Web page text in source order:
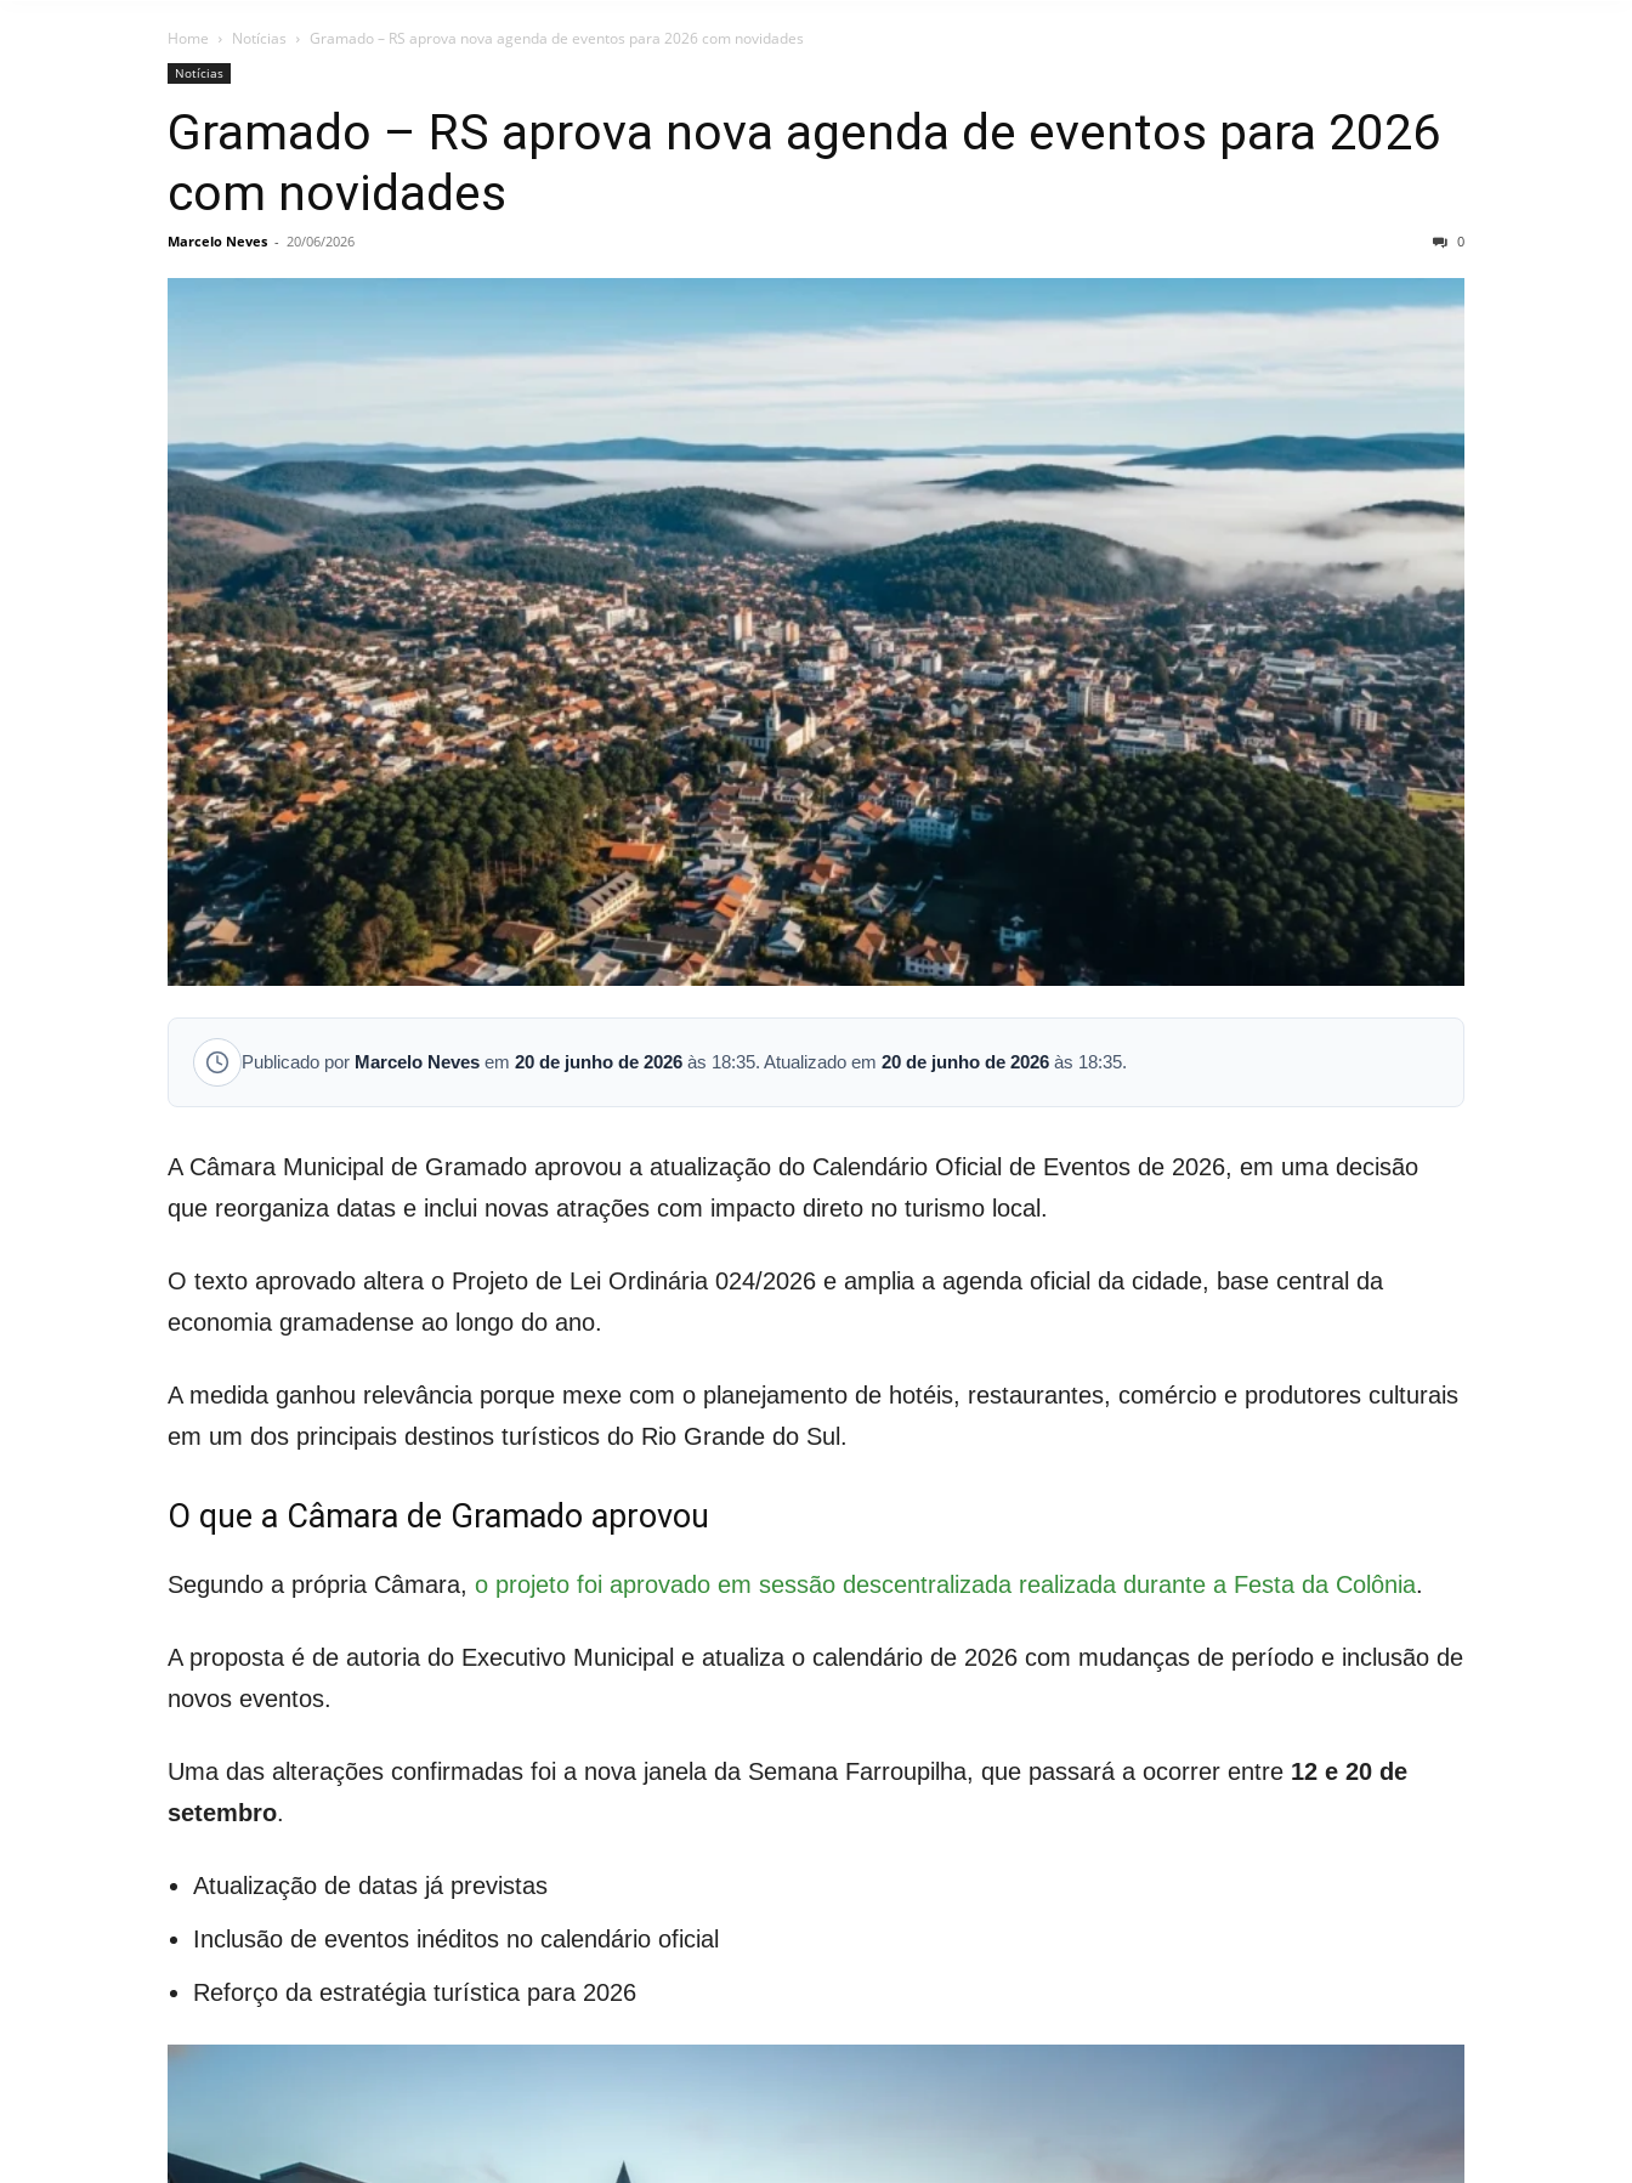
Home Notícias Gramado – RS aprova nova agenda de eventos para 2026 com novidades
Notícias
Gramado – RS aprova nova agenda de eventos para 2026
com novidades
Marcelo Neves - 20/06/2026 0
Publicado por Marcelo Neves em 20 de junho de 2026 às 18:35. Atualizado em 20 de junho de 2026 às 18:35.
A Câmara Municipal de Gramado aprovou a atualização do Calendário Oficial de Eventos de 2026, em uma decisão
que reorganiza datas e inclui novas atrações com impacto direto no turismo local.
O texto aprovado altera o Projeto de Lei Ordinária 024/2026 e amplia a agenda oficial da cidade, base central da
economia gramadense ao longo do ano.
A medida ganhou relevância porque mexe com o planejamento de hotéis, restaurantes, comércio e produtores culturais
em um dos principais destinos turísticos do Rio Grande do Sul.
O que a Câmara de Gramado aprovou
Segundo a própria Câmara, o projeto foi aprovado em sessão descentralizada realizada durante a Festa da Colônia.
A proposta é de autoria do Executivo Municipal e atualiza o calendário de 2026 com mudanças de período e inclusão de
novos eventos.
Uma das alterações confirmadas foi a nova janela da Semana Farroupilha, que passará a ocorrer entre 12 e 20 de
setembro.
Atualização de datas já previstas
Inclusão de eventos inéditos no calendário oficial
Reforço da estratégia turística para 2026